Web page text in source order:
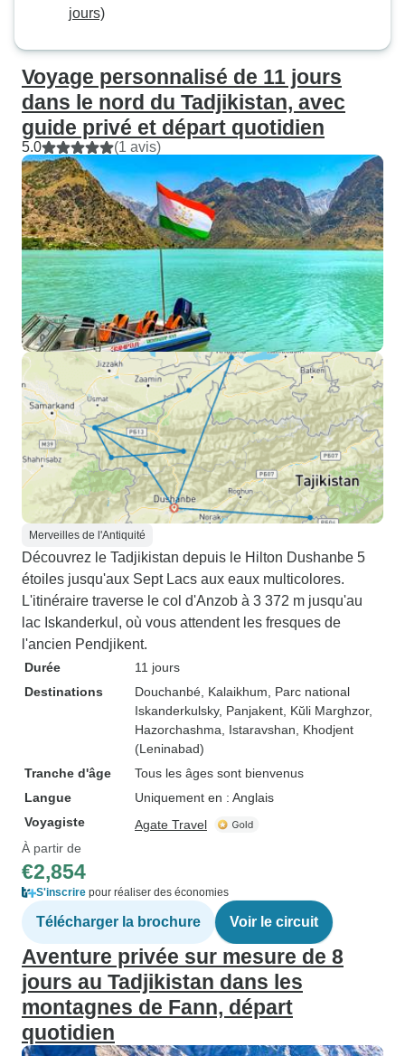
jours)
Voyage personnalisé de 11 jours
dans le nord du Tadjikistan, avec
guide privé et départ quotidien
5.0 (1 avis)
Merveilles de l'Antiquité
Découvrez le Tadjikistan depuis le Hilton Dushanbe 5
étoiles jusqu'aux Sept Lacs aux eaux multicolores.
L'itinéraire traverse le col d'Anzob à 3 372 m jusqu'au
lac Iskanderkul, où vous attendent les fresques de
l'ancien Pendjikent.
Durée
11 jours
Destinations
Douchanbé , Kalaikhum , Parc national
Iskanderkulsky, Panjakent , Kŭli Marghzor,
Hazorchashma , Istaravshan , Khodjent
(Leninabad)
Tranche d'âge
Tous les âges sont bienvenus
Langue
Uniquement en : Anglais
Voyagiste
Agate Travel
À partir de
€2,854
S'inscrire pour réaliser des économies
Télécharger la brochure Voir le circuit
Aventure privée sur mesure de 8
jours au Tadjikistan dans les
montagnes de Fann, départ
quotidien